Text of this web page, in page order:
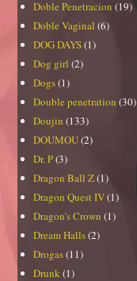
Doble Penetracion (19)
Doble Vaginal (6)
DOG DAYS(1)
Dog girl (2)
Dogs(1)
Double penetration (30)
Doujin (133)
DOUMOU(2)
Dr. P(3)
Dragon Ball Z(1)
Dragon Quest IV(1)
Dragon's Crown (1)
Dream Halls(2)
Drogas(11)
Drunk (1)